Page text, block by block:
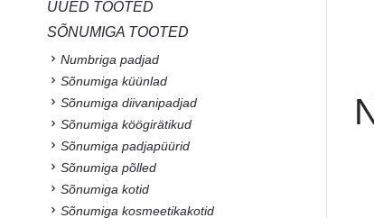
UUED TOOTED
SÕNUMIGA TOOTED
Numbriga padjad
Sõnumiga küünlad
Sõnumiga diivanipadjad
Sõnumiga köögirätikud
Sõnumiga padjapüürid
Sõnumiga põlled
Sõnumiga kotid
Sõnumiga kosmeetikakotid